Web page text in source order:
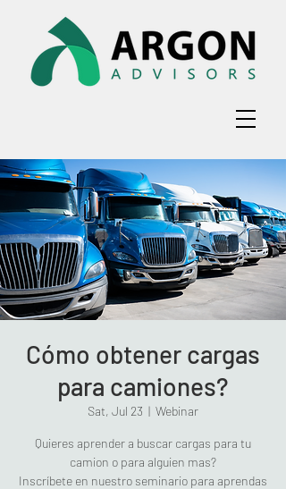
Cómo obtener cargas
para camiones?
Sat, Jul 23
  |
Webinar
Quieres aprender a buscar cargas para tu
camion o para alguien mas?
Inscríbete en nuestro seminario para aprendas